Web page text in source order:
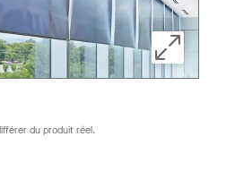
du produit réel.